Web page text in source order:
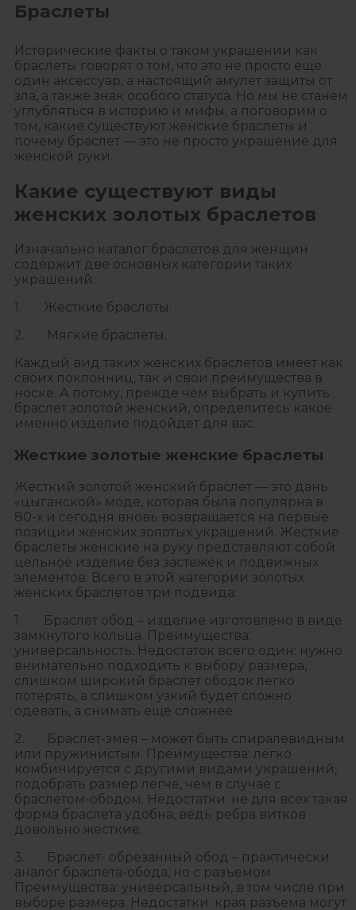
Браслеты
Исторические факты о таком украшении как
браслеты говорят о том, что это не просто еще
один аксессуар, а настоящий амулет защиты от
зла, а также знак особого статуса. Но мы не станем
углубляться в историю и мифы, а поговорим о
том, какие существуют женские браслеты и
почему браслет — это не просто украшение для
женской руки.
Какие существуют виды
женских золотых браслетов
Изначально каталог браслетов для женщин
содержит две основных категории таких
украшений:
1. Жесткие браслеты.
2. Мягкие браслеты.
Каждый вид таких женских браслетов имеет как
своих поклонниц, так и свои преимущества в
носке. А потому, прежде чем выбрать и купить
браслет золотой женский, определитесь какое
именно изделие подойдет для вас.
Жесткие золотые женские браслеты
Жесткий золотой женский браслет — это дань
«цыганской» моде, которая была популярна в
80-х и сегодня вновь возвращается на первые
позиции женских золотых украшений. Жесткие
браслеты женские на руку представляют собой
цельное изделие без застежек и подвижных
элементов. Всего в этой категории золотых
женских браслетов три подвида:
1. Браслет обод – изделие изготовлено в виде
замкнутого кольца. Преимущества:
универсальность. Недостаток всего один: нужно
внимательно подходить к выбору размера,
слишком широкий браслет ободок легко
потерять, а слишком узкий будет сложно
одевать, а снимать еще сложнее.
2. Браслет-змея – может быть спиралевидным
или пружинистым. Преимущества: легко
комбинируется с другими видами украшений,
подобрать размер легче, чем в случае с
браслетом-ободом. Недостатки: не для всех такая
форма браслета удобна, ведь ребра витков
довольно жесткие.
3. Браслет- обрезанный обод – практически
аналог браслета-обода, но с разъемом.
Преимущества: универсальный, в том числе при
выборе размера. Недостатки: края разъема могут